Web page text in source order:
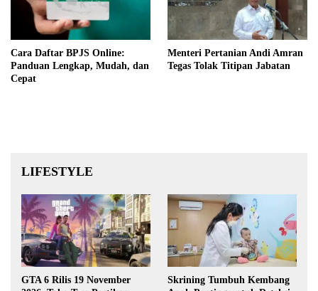
Cara Daftar BPJS Online:
Panduan Lengkap, Mudah, dan
Cepat
Menteri Pertanian Andi Amran
Tegas Tolak Titipan Jabatan
LIFESTYLE
GTA 6 Rilis 19 November
Skrining Tumbuh Kembang